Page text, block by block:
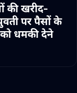
की खरीद-
पर पैसों के
धमकी देने